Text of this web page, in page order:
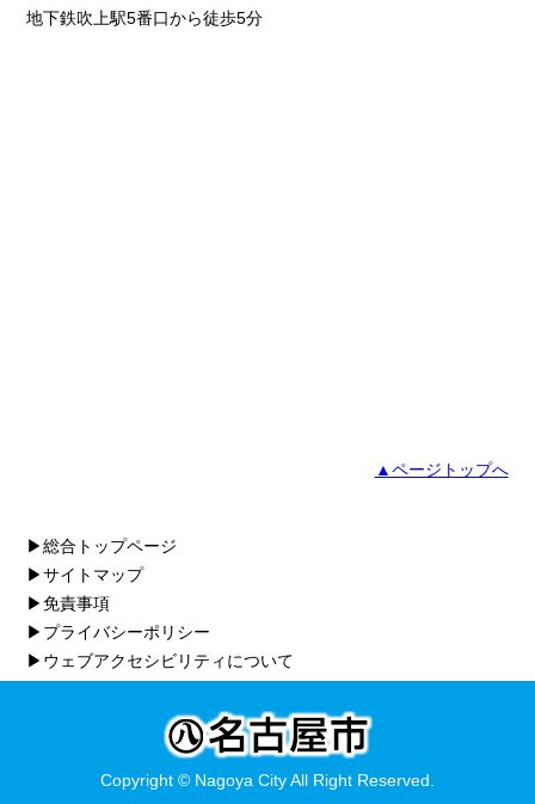
地下鉄吹上駅5番口から徒歩5分
▲ページトップへ
▶総合トップページ
▶サイトマップ
▶免責事項
▶プライバシーポリシー
▶ウェブアクセシビリティについて
Copyright © Nagoya City All Right Reserved.